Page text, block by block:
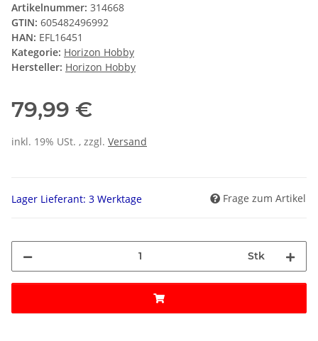
Artikelnummer: 314668
GTIN: 605482496992
HAN: EFL16451
Kategorie: Horizon Hobby
Hersteller: Horizon Hobby
79,99 €
inkl. 19% USt. , zzgl. Versand
Lager Lieferant: 3 Werktage Frage zum Artikel
Stk
Loading...